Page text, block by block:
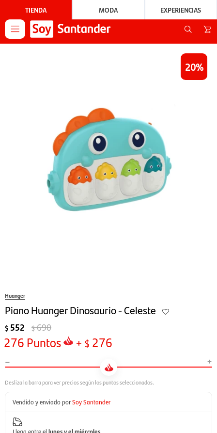
TIENDA MODA EXPERIENCIAS

20
Huanger
Piano Huanger Dinosaurio - Celeste
$ 552 $690
276 Puntos + $ 276
- +
Vendido y enviado porSoy Santander